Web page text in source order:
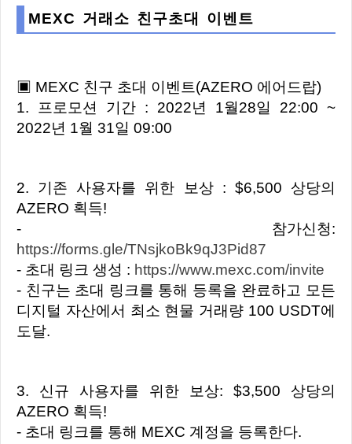
MEXC 거래소 친구초대 이벤트
▣ MEXC 친구 초대 이벤트(AZERO 에어드랍)
1. 프로모션 기간 : 2022년 1월28일 22:00 ~
2022년 1월 31일 09:00
2. 기존 사용자를 위한 보상 : $6,500 상당의
AZERO 획득!
- 참가신청:
https://forms.gle/TNsjkoBk9qJ3Pid87
- 초대 링크 생성 : https://www.mexc.com/invite
- 친구는 초대 링크를 통해 등록을 완료하고 모든
디지털 자산에서 최소 현물 거래량 100 USDT에
도달.
3. 신규 사용자를 위한 보상: $3,500 상당의
AZERO 획득!
- 초대 링크를 통해 MEXC 계정을 등록한다.